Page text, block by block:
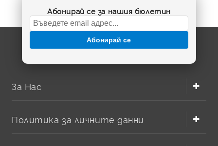
Абонирай се за нашия бюлетин
Абонирай се
За Нас
Политика за личните данни